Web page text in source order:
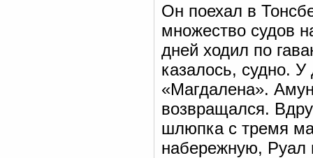
Он поехал в
множество судов
дней ходил по
казалось, судно.
«Магдалена».
возвращался.
шлюпка с тремя
набережную, Руал